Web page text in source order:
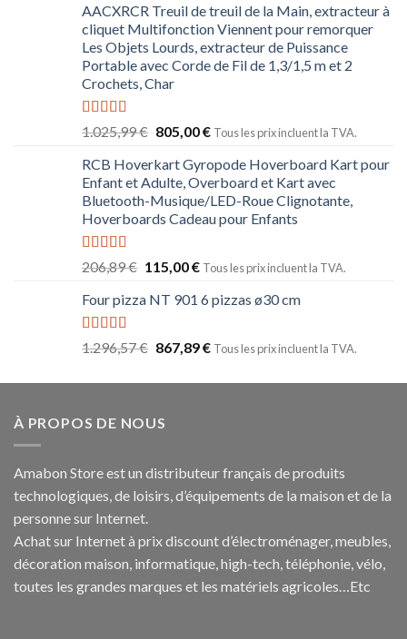
AACXRCR Treuil de treuil de la Main, extracteur à
cliquet Multifonction Viennent pour remorquer
Les Objets Lourds, extracteur de Puissance
Portable avec Corde de Fil de 1,3/1,5 m et 2
Crochets, Char
Note5.00
1.025,99€ 805,00€ Tous les prix incluent la TVA.
RCB Hoverkart Gyropode Hoverboard Kart pour
Enfant et Adulte, Overboard et Kart avec
Bluetooth-Musique/LED-Roue Clignotante,
Hoverboards Cadeau pour Enfants
Note5.00
sur 5
206,89€ 115,00€ Tous les prix incluent la TVA.
Four pizza NT 901 6 pizzas ø30 cm
Note5.00
1.296,57€ 867,89€ Tous les prix incluent la TVA.
À PROPOS DE NOUS
Amabon Store est un distributeur français de produits
technologiques, de loisirs, d’équipements de la maison et de la
personne sur Internet.
Achat sur Internet à prix discount d’électroménager, meubles,
décoration maison, informatique, high-tech , téléphonie, vélo,
toutes les grandes marques et les matériels agricoles…Etc